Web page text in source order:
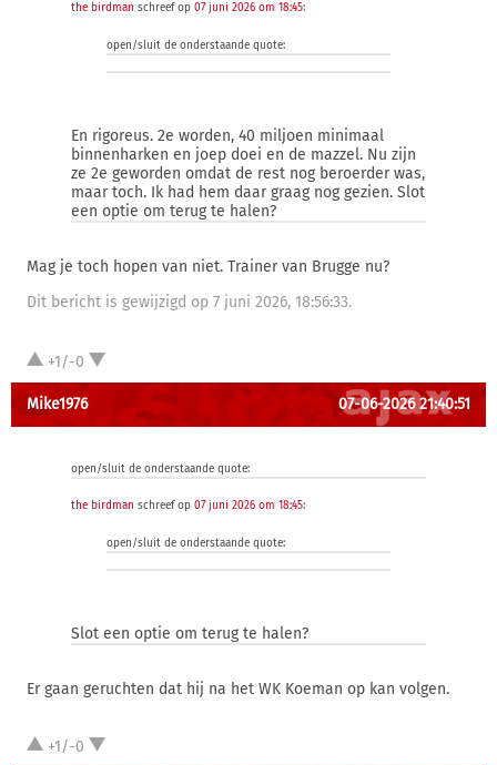
the birdman schreef op 07 juni 2026 om 18:45:
open/sluit de onderstaande quote:
En rigoreus. 2e worden, 40 miljoen minimaal
binnenharken en joep doei en de mazzel. Nu zijn
ze 2e geworden omdat de rest nog beroerder was,
maar toch. Ik had hem daar graag nog gezien. Slot
een optie om terug te halen?
Mag je toch hopen van niet. Trainer van Brugge nu?
Dit bericht is gewijzigd op 7 juni 2026, 18:56:33.
+1/-0
Mike1976 07-06-2026 21:40:51
open/sluit de onderstaande quote:
the birdman schreef op 07 juni 2026 om 18:45:
open/sluit de onderstaande quote:
Slot een optie om terug te halen?
Er gaan geruchten dat hij na het WK Koeman op kan volgen.
+1/-0